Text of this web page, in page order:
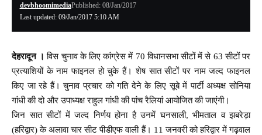
Last updated: 09/Jan/2017 5:10 AM
devbhoomimediaPublished: 08/Jan/2017
देहरादून । विस चुनाव के लिए कांग्रेस में 70 विधानसभा सीटों में से 63 सीटों पर
प्रत्याशियों के नाम फाइनल हो चुके हैं। शेष सात सीटों पर नाम जल्द फाइनल
किए जा रहे हैं। चुनाव प्रचार को गति देने के लिए सूबे में पार्टी अध्यक्ष सोनिया
गांधी की दो और उपाध्यक्ष राहुल गांधी की पांच रैलियां आयोजित की जाएंगी।
जिन सात सीटों में जल्द निर्णय होना है उनमें घनसाली, भीमताल व झबरेड़ा
(हरिद्वार) के अलावा चार सीट पीडीएफ वाली हैं। 11 जनवरी को हरिद्वार में गढ़वाल